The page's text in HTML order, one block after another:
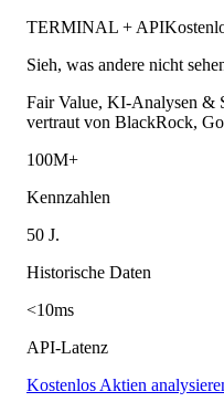
TERMINAL + API
Sieh, was andere nicht
Fair Value, KI-Analysen &
vertraut von BlackRock,
100M+
Kennzahlen
50 J.
Historische Daten
<10ms
API-Latenz
Kostenlos Aktien